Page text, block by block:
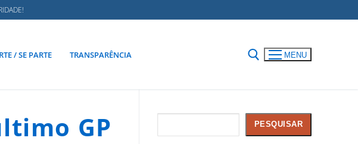
/ SE PARTE TRANSPARÊNCIA MENU
GP
PESQUISAR